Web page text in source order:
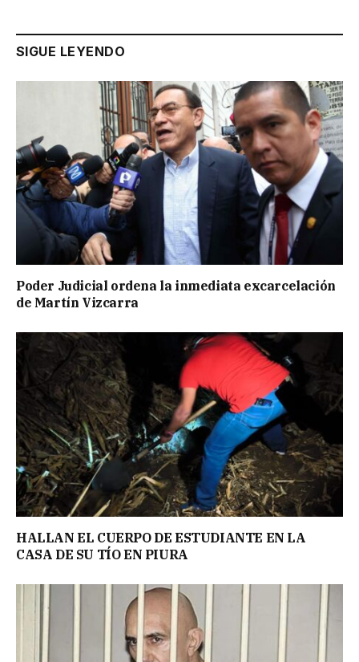
SIGUE LEYENDO
Poder Judicial ordena la inmediata excarcelación
de Martín Vizcarra
HALLAN EL CUERPO DE ESTUDIANTE EN LA
CASA DE SU TÍO EN PIURA